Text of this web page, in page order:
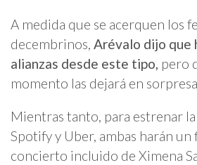
A medida que se acerquen los
decembrinos, Arévalo dijo que
alianzas desde este tipo, pero
momento las dejará en
Mientras tanto, para estrenar
Spotify y Uber, ambas harán un
concierto incluido de Ximena